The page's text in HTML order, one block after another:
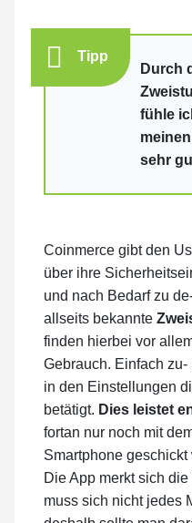
Tipp
Durch
fühle
sehr
Coinmerce gibt den
über ihre
und nach Bedarf zu
allseits bekannte
finden hierbei vor
Gebrauch. Einfach
in den Einstellungen
betätigt. Dies leistet
fortan nur noch mit
Smartphone
Die App merkt sich
muss sich nicht jedes